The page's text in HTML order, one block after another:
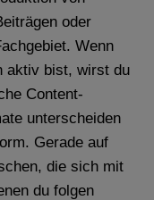
oder
Wenn
aktiv bist, wirst du
Content-
unterscheiden
Gerade auf
die sich mit
du folgen